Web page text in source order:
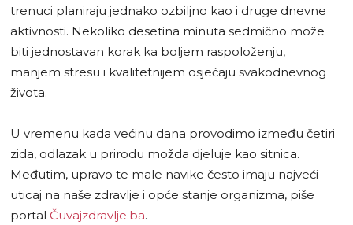
trenuci planiraju jednako ozbiljno kao i druge dnevne
aktivnosti. Nekoliko desetina minuta sedmično može
biti jednostavan korak ka boljem raspoloženju,
manjem stresu i kvalitetnijem osjećaju svakodnevnog
života.
U vremenu kada većinu dana provodimo između četiri
zida, odlazak u prirodu možda djeluje kao sitnica.
Međutim, upravo te male navike često imaju najveći
uticaj na naše zdravlje i opće stanje organizma, piše
portal Čuvajzdravlje.ba.